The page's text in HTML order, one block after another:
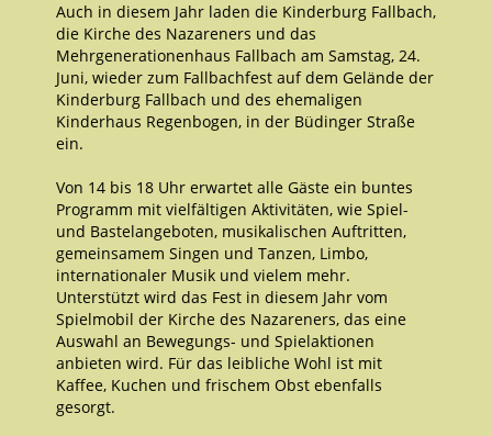
Auch in diesem Jahr laden die Kinderburg Fallbach,
die Kirche des Nazareners und das
Mehrgenerationenhaus Fallbach am Samstag, 24.
Juni, wieder zum Fallbachfest auf dem Gelände der
Kinderburg Fallbach und des ehemaligen
Kinderhaus Regenbogen, in der Büdinger Straße
ein.
Von 14 bis 18 Uhr erwartet alle Gäste ein buntes
Programm mit vielfältigen Aktivitäten, wie Spiel-
und Bastelangeboten, musikalischen Auftritten,
gemeinsamem Singen und Tanzen, Limbo,
internationaler Musik und vielem mehr.
Unterstützt wird das Fest in diesem Jahr vom
Spielmobil der Kirche des Nazareners, das eine
Auswahl an Bewegungs- und Spielaktionen
anbieten wird. Für das leibliche Wohl ist mit
Kaffee, Kuchen und frischem Obst ebenfalls
gesorgt.